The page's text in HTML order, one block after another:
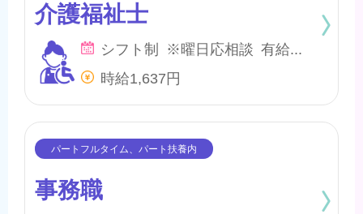
介護福祉士
時給1,637円
事務職